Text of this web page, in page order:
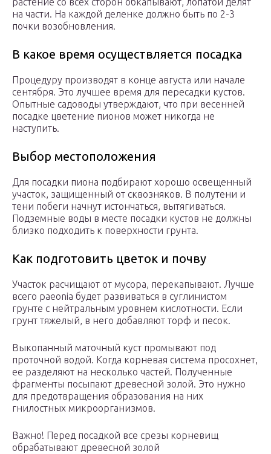
на части. На каждой деленке должно быть по 2-3
почки возобновления.
В какое время осуществляется посадка
Процедуру производят в конце августа или начале
сентября. Это лучшее время для пересадки кустов.
Опытные садоводы утверждают, что при весенней
посадке цветение пионов может никогда не
наступить.
Выбор местоположения
Для посадки пиона подбирают хорошо освещенный
участок, защищенный от сквозняков. В полутени и
тени побеги начнут истончаться, вытягиваться.
Подземные воды в месте посадки кустов не должны
близко подходить к поверхности грунта.
Как подготовить цветок и почву
Участок расчищают от мусора, перекапывают. Лучше
всего paeonia будет развиваться в суглинистом
грунте с нейтральным уровнем кислотности. Если
грунт тяжелый, в него добавляют торф и песок.
Выкопанный маточный куст промывают под
проточной водой. Когда корневая система просохнет,
ее разделяют на несколько частей. Полученные
фрагменты посыпают древесной золой. Это нужно
для предотвращения образования на них
гнилостных микроорганизмов.
Важно! Перед посадкой все срезы корневищ
обрабатывают древесной золой